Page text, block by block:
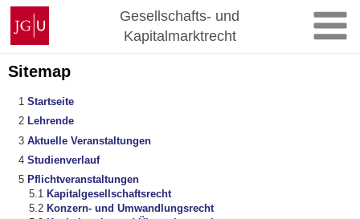
Zum
Inhalt
springen
Johannes
Gutenberg-
Universität
Mainz
Gesellschafts- und
Kapitalmarktrecht
Sitemap
Startseite
Lehrende
Aktuelle Veranstaltungen
Studienverlauf
Pflichtveranstaltungen
Kapitalgesellschaftsrecht
Konzern- und Umwandlungsrecht